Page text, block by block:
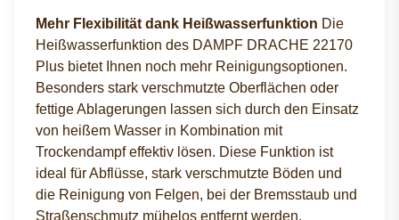
Mehr Flexibilität dank Heißwasserfunktion Die
Heißwasserfunktion des DAMPF DRACHE 22170
Plus bietet Ihnen noch mehr Reinigungsoptionen.
Besonders stark verschmutzte Oberflächen oder
fettige Ablagerungen lassen sich durch den Einsatz
von heißem Wasser in Kombination mit
Trockendampf effektiv lösen. Diese Funktion ist
ideal für Abflüsse, stark verschmutzte Böden und
die Reinigung von Felgen, bei der Bremsstaub und
Straßenschmutz mühelos entfernt werden.